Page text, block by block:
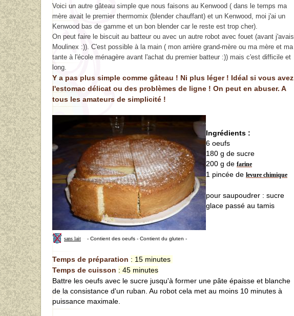
Voici un autre gâteau simple que nous faisons au Kenwood ( dans le temps ma
mère avait le premier thermomix (blender chauffant) et un Kenwood, moi j'ai un
Kenwood bas de gamme et un bon blender car le reste est trop cher).
On peut faire le biscuit au batteur ou avec un autre robot avec fouet (avant j'avais
Moulinex :)). C'est possible à la main ( mon arrière grand-mère ou ma mère et ma
tante à l'école ménagère avant l'achat du premier batteur :)) mais c'est difficile et
long.
Y a pas plus simple comme gâteau ! Ni plus léger ! Idéal si vous avez
l'estomac délicat ou des problèmes de ligne ! On peut en abuser. A
tous les amateurs de simplicité !
sans lait - Contient des oeufs - Contient du gluten -
Ingrédients :
6 oeufs
180 g de sucre
200 g de farine
1 pincée de levure chimique
pour saupoudrer : sucre
glace passé au tamis
Temps de préparation : 15 minutes
Temps de cuisson : 45 minutes
Battre les oeufs avec le sucre jusqu'à former une pâte épaisse et blanche
de la consistance d'un ruban. Au robot cela met au moins 10 minutes à
puissance maximale.